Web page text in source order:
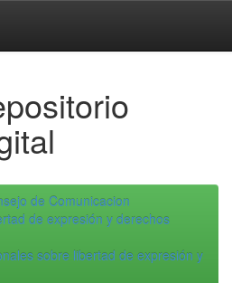
de Comunicacion
de expresión y derechos
sobre libertad de expresión y